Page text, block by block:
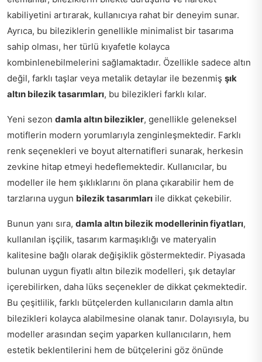
kabiliyetini artırarak, kullanıcıya rahat bir deneyim sunar.
Ayrıca, bu bileziklerin genellikle minimalist bir tasarıma
sahip olması, her türlü kıyafetle kolayca
kombinlenebilmelerini sağlamaktadır. Özellikle sadece altın
değil, farklı taşlar veya metalik detaylar ile bezenmiş şık
altın bilezik tasarımları, bu bilezikleri farklı kılar.
Yeni sezon damla altın bilezikler, genellikle geleneksel
motiflerin modern yorumlarıyla zenginleşmektedir. Farklı
renk seçenekleri ve boyut alternatifleri sunarak, herkesin
zevkine hitap etmeyi hedeflemektedir. Kullanıcılar, bu
modeller ile hem şıklıklarını ön plana çıkarabilir hem de
tarzlarına uygun bilezik tasarımları ile dikkat çekebilir.
Bunun yanı sıra, damla altın bilezik modellerinin fiyatları,
kullanılan işçilik, tasarım karmaşıklığı ve materyalin
kalitesine bağlı olarak değişiklik göstermektedir. Piyasada
bulunan uygun fiyatlı altın bilezik modelleri, şık detaylar
içerebilirken, daha lüks seçenekler de dikkat çekmektedir.
Bu çeşitlilik, farklı bütçelerden kullanıcıların damla altın
bilezikleri kolayca alabilmesine olanak tanır. Dolayısıyla, bu
modeller arasından seçim yaparken kullanıcıların, hem
estetik beklentilerini hem de bütçelerini göz önünde